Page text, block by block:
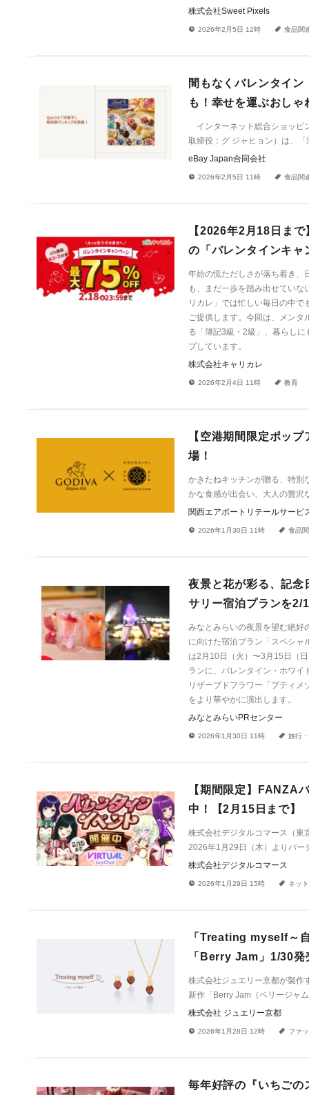
株式会社Sweet Pixels
! 2026年2月5日 12時 a 食品関
間もなくバレンタイ
も！幸せを運ぶおし
インターネット総合ショッピ
取締役：グ ジャヒョン）は、
eBay Japan合同会社
! 2026年2月5日 11時 a 食品関
【2026年2月18日ま
の「バレンタインキャ
年始の慌ただしさが落ち着き、
も、まだ一歩を踏み出せてい
リカレ」では忙しい毎日の中
ご提供します。今回は、メンタ
る「簿記3級・2級」、暮らし
プしています。
株式会社キャリカレ
! 2026年2月4日 11時 a 教育
【空港期間限定ポッ
場！
かきたねキッチンが贈る、特別
かな食感が出会い、大人の贅沢
関西エアポートリテールサービ
! 2026年1月30日 11時 a 食品
夜景と花が彩る、記念
サリー宿泊プランを2/
みなとみらいの夜景を望む絶好
に向けた宿泊プラン「スペシャ
は2月10日（火）〜3月15日（
ランに、バレンタイン・ホワイ
リザーブドフラワー「プティ
をより華やかに演出します。
みなとみらいPRセンター
! 2026年1月30日 11時 a 旅行
【期間限定】FANZA
中！【2月15日まで】
株式会社デジタルコマース（東
2026年1月29日（木）よりバー
株式会社デジタルコマース
! 2026年1月29日 15時 a ネッ
「Treating myself～
「Berry Jam」1/30発
株式会社ジュエリー京都が製作
新作「Berry Jam（ベリージャ
株式会社 ジュエリー京都
! 2026年1月28日 12時 a ファ
毎年好評の『いちご